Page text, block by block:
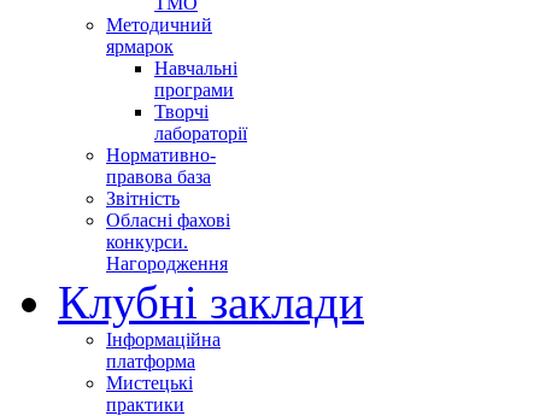
Методичний
ярмарок
Навчальні
програми
Творчі
лабораторії
Нормативно-
правова база
Звітність
Обласні фахові
конкурси.
Нагородження
Клубні заклади
Інформаційна
платформа
Мистецькі
практики